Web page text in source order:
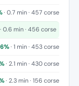
· 0.7 min · 457 corse
· 0.6 min · 456 corse
· 1 min · 453 corse
· 2.1 min · 430 corse
· 2.3 min · 156 corse